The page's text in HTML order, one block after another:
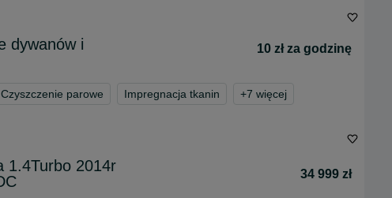
dywanów i
10 zł za godzinę
Czyszczenie parowe Impregnacja tkanin +7 więcej
1.4Turbo 2014r
34 999 zł